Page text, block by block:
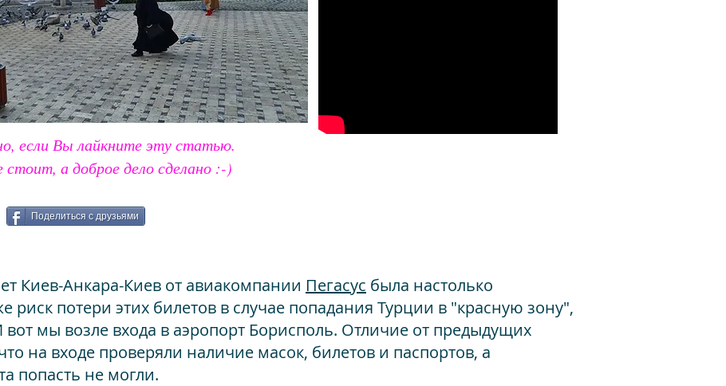
если Вы лайкните эту статью.
стоит, а доброе дело сделано :-)
Поделиться с друзьями
Киев-Анкара-Киев от авиакомпании Пегасус была настолько
риск потери этих билетов в случае попадания Турции в "красную зону",
вот мы возле входа в аэропорт Борисполь. Отличие от предыдущих
на входе проверяли наличие масок, билетов и паспортов, а
попасть не могли.